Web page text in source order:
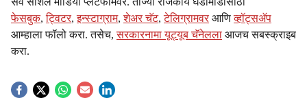
फेसबुक,ट्विटर,इन्स्टाग्राम,शेअर चॅट,टेलिग्रामवर आणिव्हॉट्सॲप
आम्हाला फॉलो करा. तसेच,सरकारनामा यूट्यूब चॅनेलला आजच सबस्क्राइब
करा.